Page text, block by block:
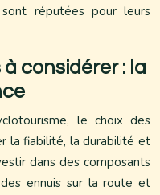
réputées pour leurs
considérer : la
le choix des
la fiabilité, la durabilité et
dans des composants
ennuis sur la route et